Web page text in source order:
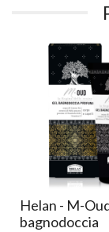
Helan - M-
bagnodoccia